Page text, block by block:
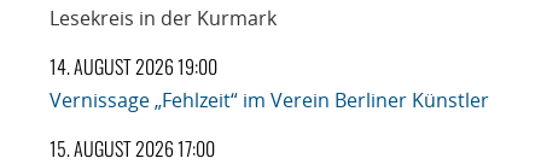
Lesekreis in der Kurmark
14. AUGUST 2026 19:00
Vernissage „Fehlzeit“ im Verein Berliner Künstler
15. AUGUST 2026 17:00